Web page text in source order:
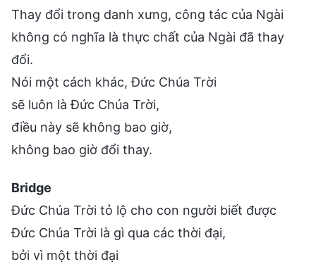
Thay đổi trong danh xưng, công tác của Ngài
không có nghĩa là thực chất của Ngài đã thay
đổi.
Nói một cách khác, Đức Chúa Trời
sẽ luôn là Đức Chúa Trời,
điều này sẽ không bao giờ,
không bao giờ đổi thay.
Bridge
Đức Chúa Trời tỏ lộ cho con người biết được
Đức Chúa Trời là gì qua các thời đại,
bởi vì một thời đại